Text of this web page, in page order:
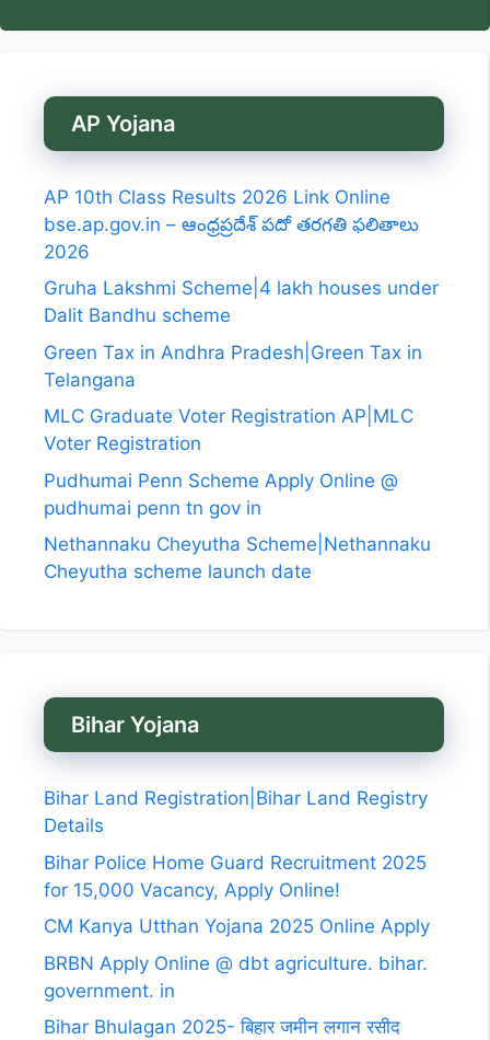
AP Yojana
AP 10th Class Results 2026 Link Online
bse.ap.gov.in – ఆంధ్రప్రదేశ్ పదో తరగతి ఫలితాలు
2026
Gruha Lakshmi Scheme|4 lakh houses under
Dalit Bandhu scheme
Green Tax in Andhra Pradesh|Green Tax in
Telangana
MLC Graduate Voter Registration AP|MLC
Voter Registration
Pudhumai Penn Scheme Apply Online @
pudhumai penn tn gov in
Nethannaku Cheyutha Scheme|Nethannaku
Cheyutha scheme launch date
Bihar Yojana
Bihar Land Registration|Bihar Land Registry
Details
Bihar Police Home Guard Recruitment 2025
for 15,000 Vacancy, Apply Online!
CM Kanya Utthan Yojana 2025 Online Apply
BRBN Apply Online @ dbt agriculture. bihar.
government. in
Bihar Bhulagan 2025- बिहार जमीन लगान रसीद